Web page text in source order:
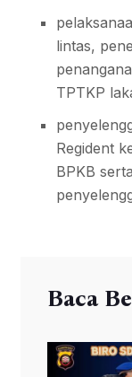
lintas,
TPTKP
Regident
BPKB
Baca